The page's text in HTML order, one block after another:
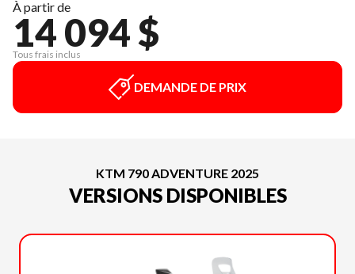
À partir de
14 094 $
Tous frais inclus
DEMANDE DE PRIX
KTM 790 ADVENTURE 2025
VERSIONS DISPONIBLES